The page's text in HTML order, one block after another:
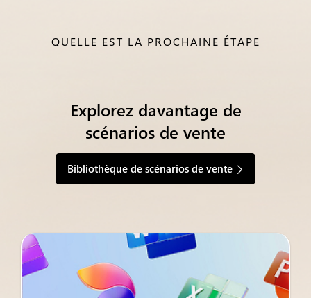
QUELLE EST LA PROCHAINE ÉTAPE
Explorez davantage de
scénarios de vente
Bibliothèque de scénarios de vente